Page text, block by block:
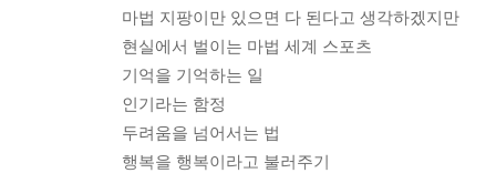
마법 지팡이만 있으면 다 된다고 생각하겠지만
현실에서 벌이는 마법 세계 스포츠
기억을 기억하는 일
인기라는 함정
두려움을 넘어서는 법
행복을 행복이라고 불러주기